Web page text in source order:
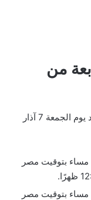
من
ستعرض الحلقة السابعة من مسلسل قطع وريد يوم الجمعة 7 آذار
الساعة 10:00 بتوقيت السعودية، 09:00 مساء بتوقيت مصر
الساعة 10:00 بتوقيت السعودية، 09:00 مساء بتوقيت مصر